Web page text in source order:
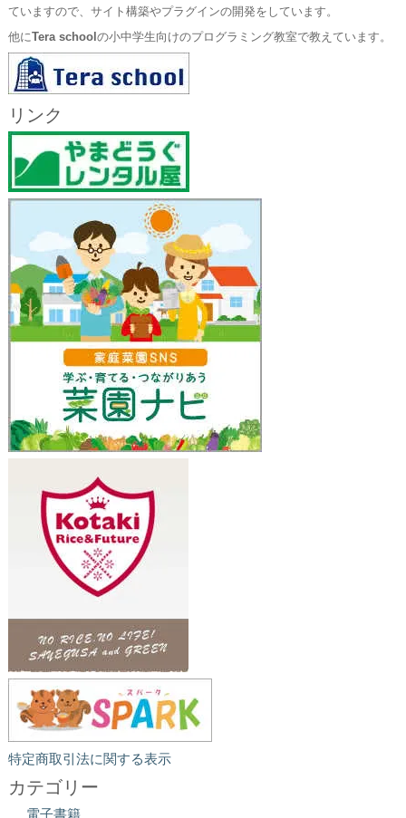
ていますので、サイト構築やプラグインの開発をしています。
他にTera school の小中学生向けのプログラミング教室で教えています。
リンク
特定商取引法に関する表示
カテゴリー
電子書籍